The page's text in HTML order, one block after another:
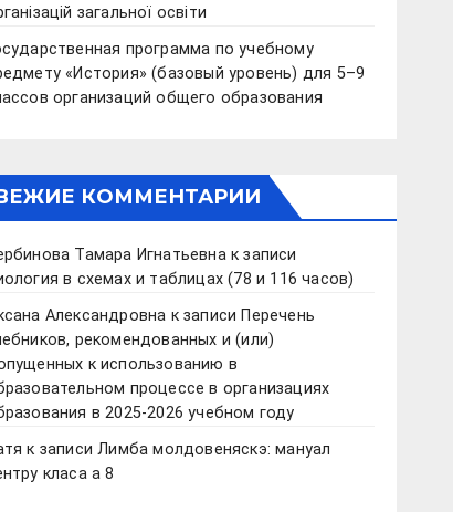
загальної освіти
программа по учебному
«История» (базовый уровень) для 5–9
организаций общего образования
КОММЕНТАРИИ
Тамара Игнатьевнак записи
в схемах и таблицах (78 и 116 часов)
Александровна к записи Перечень
рекомендованных и (или)
к использованию в
процессе в организациях
в 2025-2026 учебном году
к записиЛимба молдовеняскэ: мануал
класа а 8